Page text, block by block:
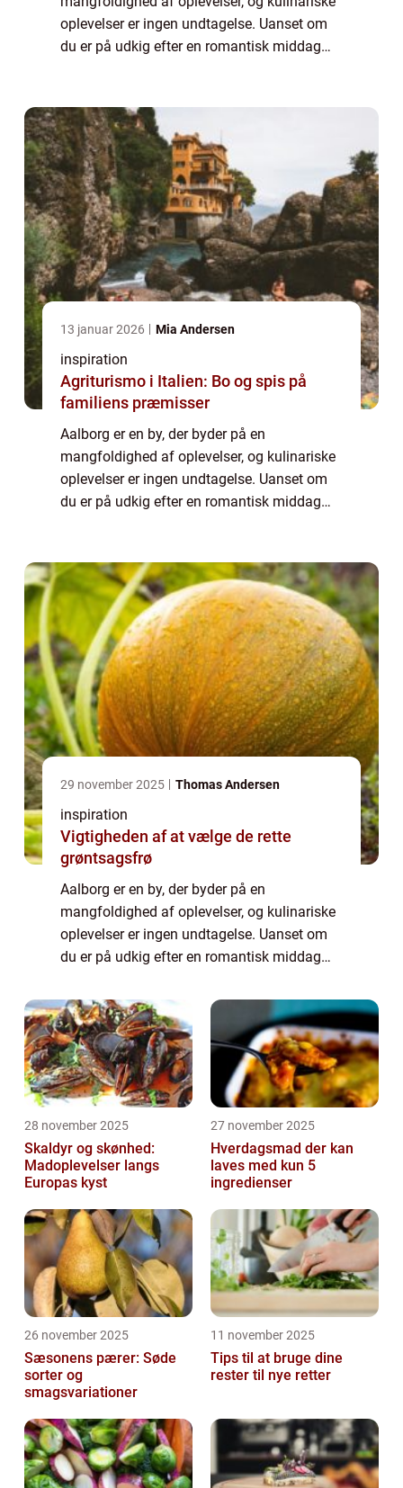
oplevelser er ingen undtagelse. Uanset om
du er på udkig efter en romantisk middag
13 januar 2026 Mia Andersen
inspiration
Agriturismo i Italien: Bo og spis på
familiens præmisser
Aalborg er en by, der byder på en
mangfoldighed af oplevelser, og kulinariske
oplevelser er ingen undtagelse. Uanset om
du er på udkig efter en romantisk middag
29 november 2025 Thomas Andersen
inspiration
Vigtigheden af at vælge de rette
grøntsagsfrø
Aalborg er en by, der byder på en
mangfoldighed af oplevelser, og kulinariske
oplevelser er ingen undtagelse. Uanset om
du er på udkig efter en romantisk middag
en familieudflugt, vil du med ga...
28 november 2025
Skaldyr og skønhed:
Madoplevelser langs
Europas kyst
27 november 2025
Hverdagsmad der kan
laves med kun 5
ingredienser
26 november 2025
Sæsonens pærer: Søde
sorter og
smagsvariationer
11 november 2025
Tips til at bruge dine
rester til nye retter